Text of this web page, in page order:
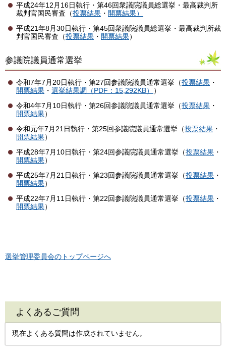
平成24年12月16日執行・第46回衆議院議員総選挙・最高裁判所
裁判官国民審査（投票結果 ・ 開票結果）
平成21年8月30日執行・第45回衆議院議員総選挙・最高裁判所裁
判官国民審査（投票結果 ・ 開票結果）
参議院議員通常選挙
令和7年7月20日執行・第27回参議院議員通常選挙（投票結果 ・
開票結果 ・ 選挙結果調（PDF：15,292KB）
）
令和4年7月10日執行・第26回参議院議員通常選挙（投票結果 ・
開票結果）
令和元年7月21日執行・第25回参議院議員通常選挙（投票結果 ・
開票結果）
平成28年7月10日執行・第24回参議院議員通常選挙（投票結果 ・
開票結果）
平成25年7月21日執行・第23回参議院議員通常選挙（投票結果 ・
開票結果）
平成22年7月11日執行・第22回参議院議員通常選挙（投票結果 ・
開票結果）
選挙管理委員会のトップページへ
よくあるご質問
現在よくある質問は作成されていません。